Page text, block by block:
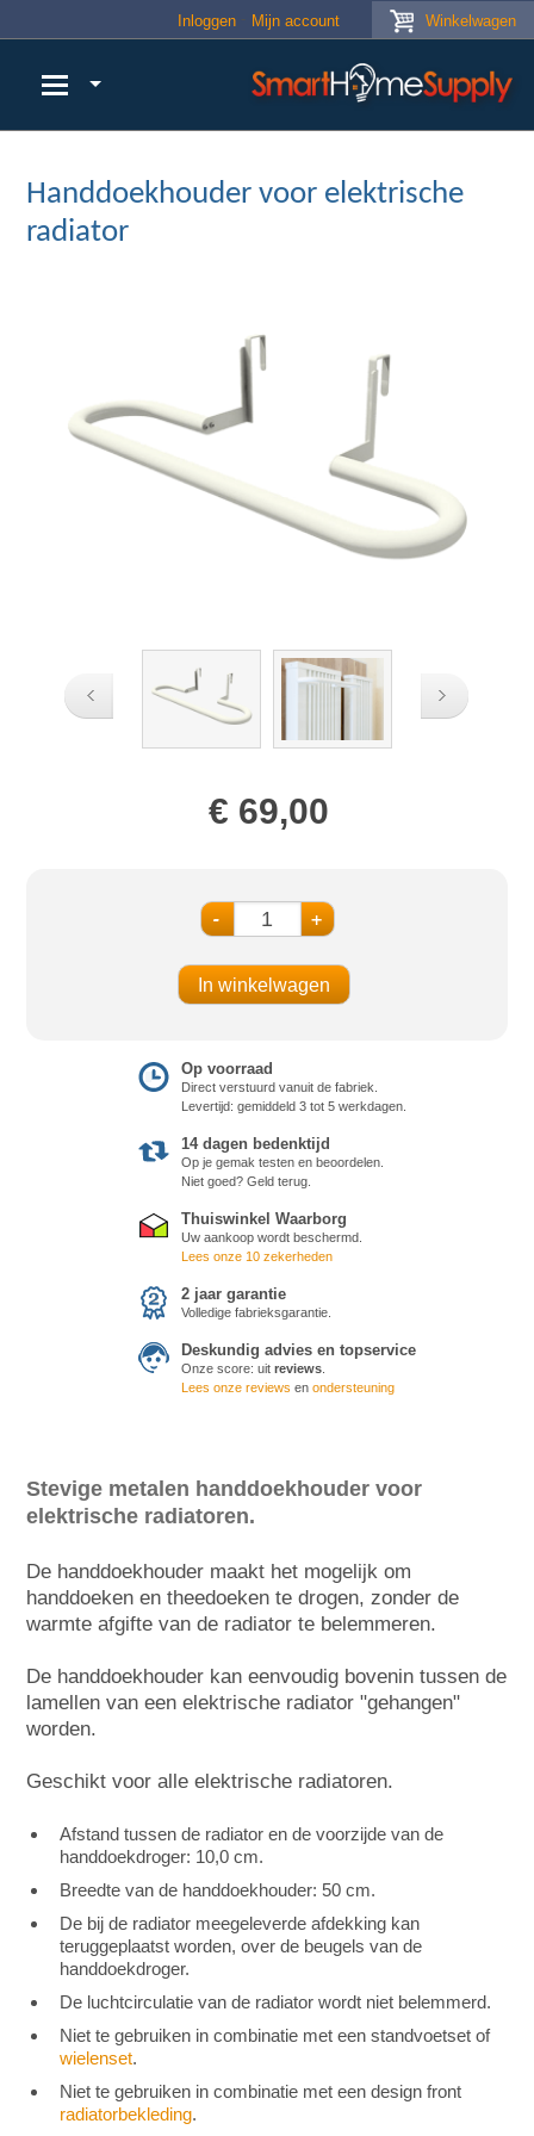
Winkelwagen
Inloggen Mijn account
Handdoekhouder voor elektrische
radiator
€ 69,00
- +
Op voorraad
Direct verstuurd vanuit de fabriek.
Levertijd: gemiddeld 3 tot 5 werkdagen.
14 dagen bedenktijd
Op je gemak testen en beoordelen.
Niet goed? Geld terug.
Thuiswinkel Waarborg
Uw aankoop wordt beschermd.
Lees onze 10 zekerheden
2 jaar garantie
Volledige fabrieksgarantie.
Deskundig advies en topservice
Onze score: uit reviews
Lees onze reviews en ondersteuning
Stevige metalen handdoekhouder voor
elektrische radiatoren.
De handdoekhouder maakt het mogelijk om
handdoeken en theedoeken te drogen, zonder de
warmte afgifte van de radiator te belemmeren.
De handdoekhouder kan eenvoudig bovenin tussen de
lamellen van een elektrische radiator "gehangen"
worden.
Geschikt voor alle elektrische radiatoren.
Afstand tussen de radiator en de voorzijde van de
handdoekdroger: 10,0 cm.
Breedte van de handdoekhouder: 50 cm.
De bij de radiator meegeleverde afdekking kan
teruggeplaatst worden, over de beugels van de
handdoekdroger.
De luchtcirculatie van de radiator wordt niet belemmerd.
Niet te gebruiken in combinatie met een standvoetset of
wielenset.
Niet te gebruiken in combinatie met een design front
radiatorbekleding.